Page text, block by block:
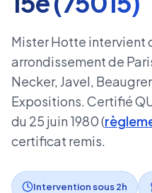
Mister Hotte intervient
arrondissement de
Necker, Javel,
Expositions. Certifié
du 25 juin 1980 (
certificat remis.
Intervention sous 2h